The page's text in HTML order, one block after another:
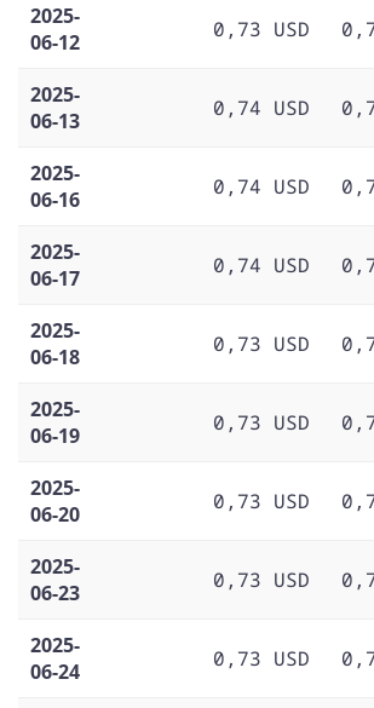
2025-
06-12
0,73 USD
2025-
06-13
0,74 USD
2025-
06-16
0,74 USD
2025-
06-17
0,74 USD
2025-
06-18
0,73 USD
2025-
06-19
0,73 USD
2025-
06-20
0,73 USD
2025-
06-23
0,73 USD
2025-
06-24
0,73 USD